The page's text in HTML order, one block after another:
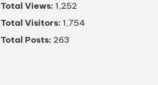
Total Views: 1,252
Total Visitors: 1,754
Total Posts: 263